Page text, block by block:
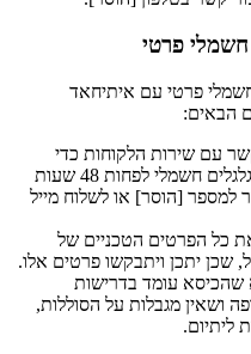
פרטי
פרטי עם איתיחאד
הבאים:
עם שירות הלקוחות כדי
לתאם את הצורך בכיסא גלגלים חשמלי לפחות 48 שעות
למספר [הוסר] או לשלוח מייל
כל הפרטים הטכניים של
שכן יתכן ויתבקשו פרטים אלו.
שהכיסא עומד בדרישות
ושאין מגבלות על הסוללות,
ליתיום.